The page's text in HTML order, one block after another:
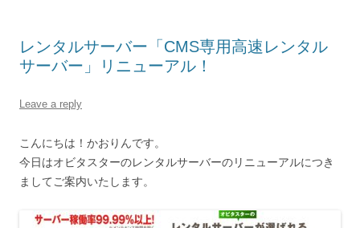
レンタルサーバー「CMS専用高速レンタル
サーバー」リニューアル！
Leave a reply
こんにちは！かおりんです。
今日はオビタスターのレンタルサーバーのリニューアルにつき
ましてご案内いたします。